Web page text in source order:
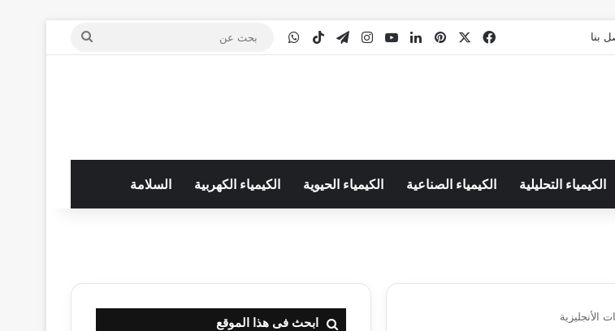
بنا فيسبوك بينتيريست
لينكدإن‫YouTube
انستقرام
تيلقرام ‫TikTokواتساب
بحث
الكيمياء التحليلية الكيمياء الصناعية الكيمياء الحيوية الكيمياء الكهربية السلامة
الأنجليزية ابحث فى هذا الموقع